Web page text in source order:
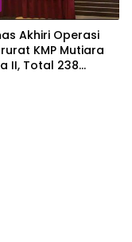
Akhiri Operasi
KMP Mutiara
II, Total 238